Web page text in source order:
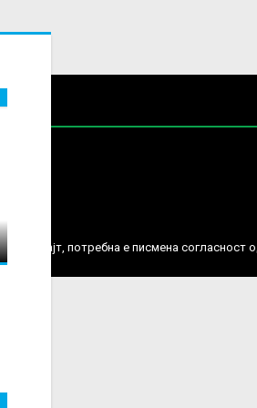
веб сајт, потребна е писмена согласност